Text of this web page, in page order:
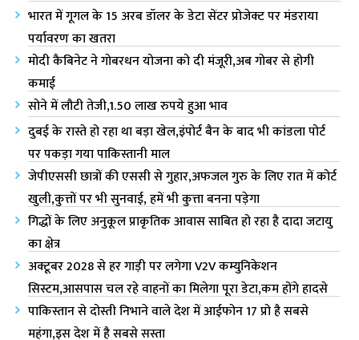
भारत में गूगल के 15 अरब डॉलर के डेटा सेंटर प्रोजेक्ट पर मंडराया
पर्यावरण का खतरा
मोदी कैबिनेट ने गोबरधन योजना को दी मंजूरी,अब गोबर से होगी
कमाई
सोने में लौटी तेजी,1.50 लाख रुपये हुआ भाव
दुबई के रास्ते हो रहा था बड़ा खेल,इंपोर्ट बैन के बाद भी कांडला पोर्ट
पर पकड़ा गया पाकिस्तानी माल
जेपीएससी छात्रों की एससी से गुहार,अफजल गुरु के लिए रात में कोर्ट
खुली,कुत्तों पर भी सुनवाई, हमें भी कुत्ता बनना पड़ेगा
गिद्धों के लिए अनुकूल प्राकृतिक आवास साबित हो रहा है दादा जटायु
का क्षेत्र
अक्टूबर 2028 से हर गाड़ी पर लगेगा V2V कम्युनिकेशन
सिस्टम,आसपास चल रहे वाहनों का मिलेगा पूरा डेटा,कम होंगे हादसे
पाकिस्तान से दोस्ती निभाने वाले देश में आईफोन 17 प्रो है सबसे
महंगा,इस देश में है सबसे सस्ता